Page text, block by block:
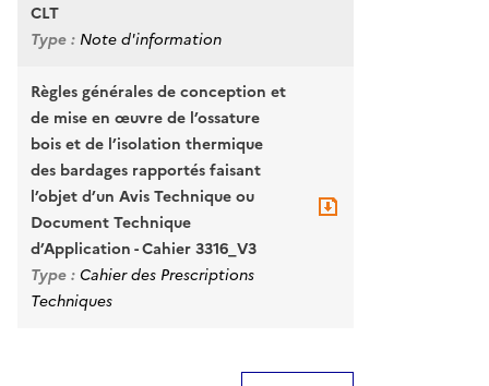
CLT
Type : Note d'information
Règles générales de conception et
de mise en œuvre de l’ossature
bois et de l’isolation thermique
des bardages rapportés faisant
l’objet d’un Avis Technique ou
Document Technique
d’Application - Cahier 3316_V3
Type :Cahier des Prescriptions
Techniques